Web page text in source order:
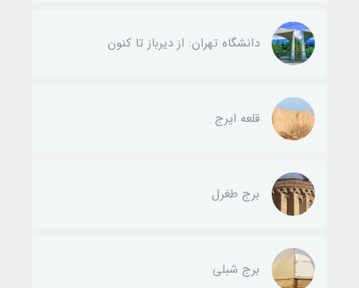
دانشگاه تهران: از دیرباز تا کنون
قلعه ایرج
برج طغرل
برج شبلی